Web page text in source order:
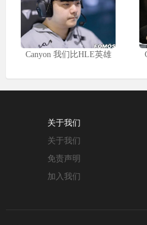
Canyon 我们比HLE英雄
关于我们
关于我们
免责声明
加入我们